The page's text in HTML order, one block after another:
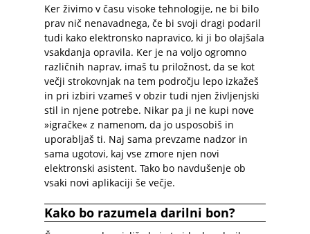
Ker živimo v času visoke tehnologije, ne bi bilo
prav nič nenavadnega, če bi svoji dragi podaril
tudi kako elektronsko napravico, ki ji bo olajšala
vsakdanja opravila. Ker je na voljo ogromno
različnih naprav, imaš tu priložnost, da se kot
večji strokovnjak na tem področju lepo izkažeš
in pri izbiri vzameš v obzir tudi njen življenjski
stil in njene potrebe. Nikar pa ji ne kupi nove
»igračke« z namenom, da jo usposobiš in
uporabljaš ti. Naj sama prevzame nadzor in
sama ugotovi, kaj vse zmore njen novi
elektronski asistent. Tako bo navdušenje ob
vsaki novi aplikaciji še večje.
Kako bo razumela darilni bon?